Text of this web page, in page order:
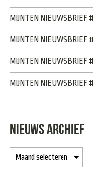
MIJNTEN NIEUWSBRIEF
MIJNTEN NIEUWSBRIEF
MIJNTEN NIEUWSBRIEF
MIJNTEN NIEUWSBRIEF
NIEUWS ARCHIEF